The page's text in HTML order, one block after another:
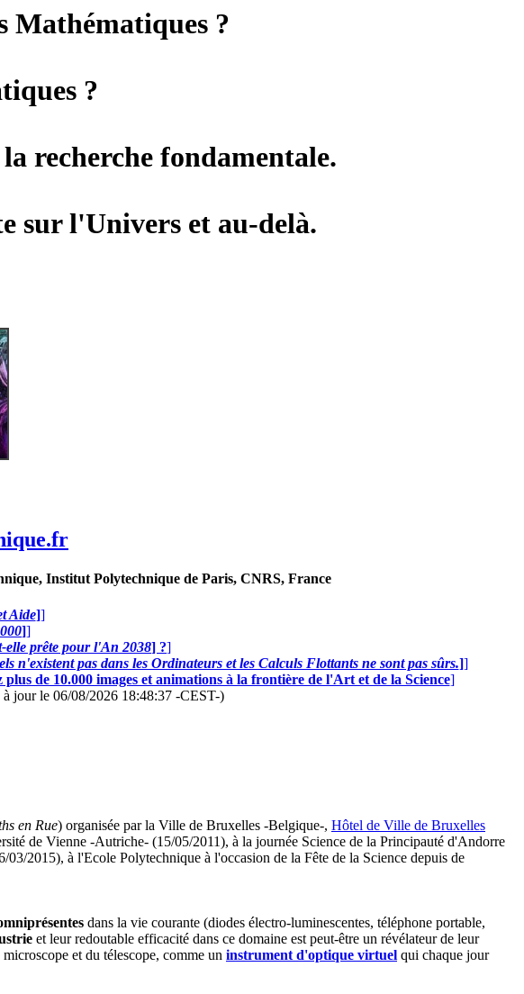
Mathématiques ?
?
recherche fondamentale.
sur l'Univers et au-delà.
Institut Polytechnique de Paris, CNRS, France
Aide]]
]]
elle prête pour l'An 2038] ?]
n'existent pas dans les Ordinateurs et les Calculs Flottants ne sont pas sûrs.]]
de 10.000 images et animations à la frontière de l'Art et de la Science]
jour le 06/08/2026 18:48:37 -CEST-)
en Rue) organisée par la Ville de Bruxelles -Belgique-, Hôtel de Ville de Bruxelles
de Vienne -Autriche- (15/05/2011), à la journée Science de la Principauté d'Andorre
2015), à l'Ecole Polytechnique à l'occasion de la Fête de la Science depuis de
dans la vie courante (diodes électro-luminescentes, téléphone portable,
et leur redoutable efficacité dans ce domaine est peut-être un révélateur de leur
et du télescope, comme un instrument d'optique virtuel qui chaque jour